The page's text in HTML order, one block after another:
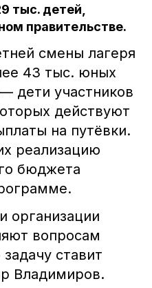
тыс. детей,
правительстве.
смены лагеря
43 тыс. юных
дети участников
действуют
на путёвки.
реализацию
бюджета
организации
вопросам
ставит
Владимиров.